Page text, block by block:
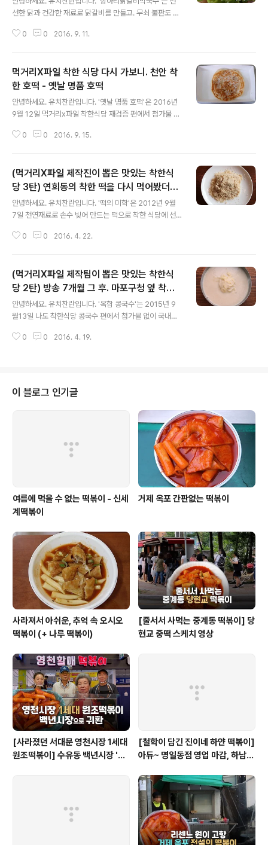
선한 닭과 건강한 재료로 닭갈비를 만들고. 무쇠 불판도 깨
닭갈비 편에서 별 다섯 착한식당에 선정된 곳입니다. 뒤 늦
0 0 2016. 9. 11.
먹거리X파일 착한 식당 다시 가보니. 천안 착
한 호떡 - 옛날 명품 호떡
안녕하세요. 유치찬란입니다. '옛날 명품 호떡'은 2016년
9월 12일 먹거리x파일 착한식당 재검증 편에서 첨가물 없
섯 착한 식당으로 선정된 곳입니다. 그 곳 *호떡 맛이 궁금
0 0 2016. 9. 15.
(먹거리X파일 제작진이 뽑은 맛있는 착한식
당 3탄) 연희동의 착한 떡을 다시 먹어봤더니
- 떡의 미학
안녕하세요. 유치찬란입니다. '떡의 미학'은 2012년 9월
7일 천연재료로 손수 빚어 만드는 떡으로 착한 식당에 선
진의 인터뷰에서 김 진 기자. 정 회욱 CP (제작1 팀장). 김
0 0 2016. 4. 22.
(먹거리X파일 제작팀이 뽑은 맛있는 착한식
당 2탄) 방송 7개월 그 후. 마포구청 옆 착한
콩국수를 먹어봤더니 -옥합 콩국수
안녕하세요. 유치찬란입니다. '옥합 콩국수'는 2015년 9
월13일 나도 착한식당 콩국수 편에서 첨가물 없이 국내산
된 곳입니다. 지난겨울 먹거리X파일 200회 특집 제작진의
0 0 2016. 4. 19.
이 블로그 인기글
여름에 먹을 수 없는 떡볶이 - 신세
계떡볶이
거제 옥포 간판없는 떡볶이
사라져서 아쉬운, 추억 속 오시오
떡볶이 (+ 나루 떡볶이)
[줄서서 사먹는 중계동 떡볶이] 당
현교 중떡 스케치 영상
[사라졌던 서대문 영천시장 1세대
원조떡볶이] 수유동 백년시장 '영
[철학이 담긴 진이네 하얀 떡볶이]
아듀~ 명일동점 영업 마감, 하남